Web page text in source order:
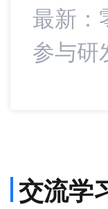
最新：
参与研
交流学